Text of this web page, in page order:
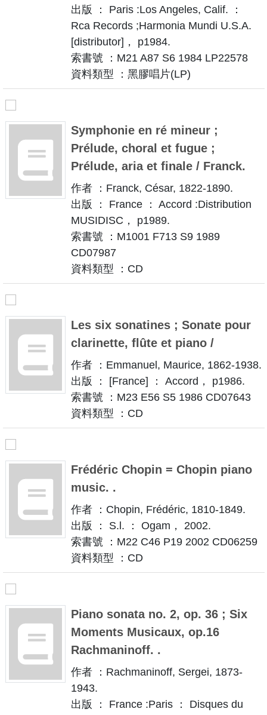
出版 ： Paris :Los Angeles, Calif. ：
Rca Records ;Harmonia Mundi U.S.A.
[distributor]， p1984.
索書號 ：M21 A87 S6 1984 LP22578
資料類型 ：黑膠唱片(LP)
Symphonie en ré mineur ;
Prélude, choral et fugue ;
Prélude, aria et finale / Franck.
作者 ：Franck, César, 1822-1890.
出版 ： France ： Accord :Distribution
MUSIDISC， p1989.
索書號 ：M1001 F713 S9 1989
CD07987
資料類型 ：CD
Les six sonatines ; Sonate pour
clarinette, flûte et piano /
作者 ：Emmanuel, Maurice, 1862-1938.
出版 ： [France] ： Accord， p1986.
索書號 ：M23 E56 S5 1986 CD07643
資料類型 ：CD
Frédéric Chopin = Chopin piano
music. .
作者 ：Chopin, Frédéric, 1810-1849.
出版 ： S.l. ： Ogam， 2002.
索書號 ：M22 C46 P19 2002 CD06259
資料類型 ：CD
Piano sonata no. 2, op. 36 ; Six
Moments Musicaux, op.16
Rachmaninoff. .
作者 ：Rachmaninoff, Sergei, 1873-
1943.
出版 ： France :Paris ： Disques du